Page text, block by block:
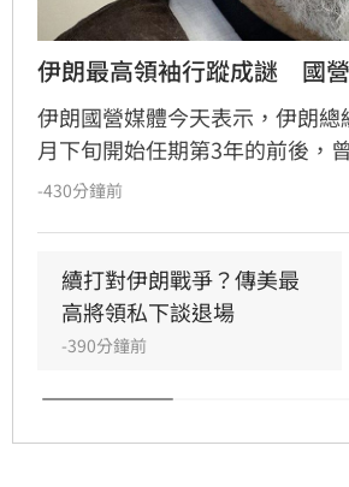
伊朗最高領袖行蹤成謎　國
伊朗國營媒體今天表示，伊朗
月下旬開始任期第3年的前後，
吉塔巴‧哈米尼會面。穆吉塔巴
-430分鐘前
續打對伊朗戰爭？傳美最
高將領私下談退場
-390分鐘前